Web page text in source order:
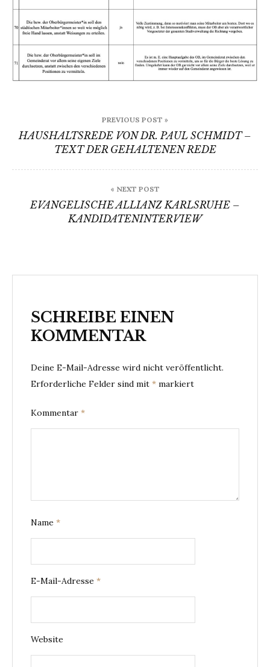
PREVIOUS POST »
HAUSHALTSREDE VON DR. PAUL SCHMIDT –
TEXT DER GEHALTENEN REDE
« NEXT POST
EVANGELISCHE ALLIANZ KARLSRUHE –
KANDIDATENINTERVIEW
SCHREIBE EINEN
KOMMENTAR
Deine E-Mail-Adresse wird nicht veröffentlicht.
Erforderliche Felder sind mit * markiert
Kommentar *
Name *
E-Mail-Adresse *
Website